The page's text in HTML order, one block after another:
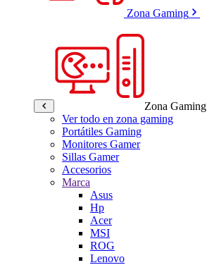
Zona Gaming
Zona Gaming
Ver todo en zona gaming
Portátiles Gaming
Monitores Gamer
Sillas Gamer
Accesorios
Marca
Asus
Hp
Acer
MSI
ROG
Lenovo